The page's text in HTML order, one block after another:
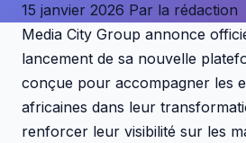
15 janvier 2026 Par la rédaction
Media City Group annonce
lancement de sa nouvelle
conçue pour accompagner les
africaines dans leur
renforcer leur visibilité sur les